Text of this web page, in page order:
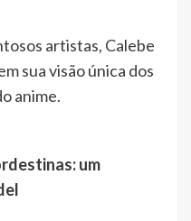
artistas, Calebe
sua visão única dos
anime.
um